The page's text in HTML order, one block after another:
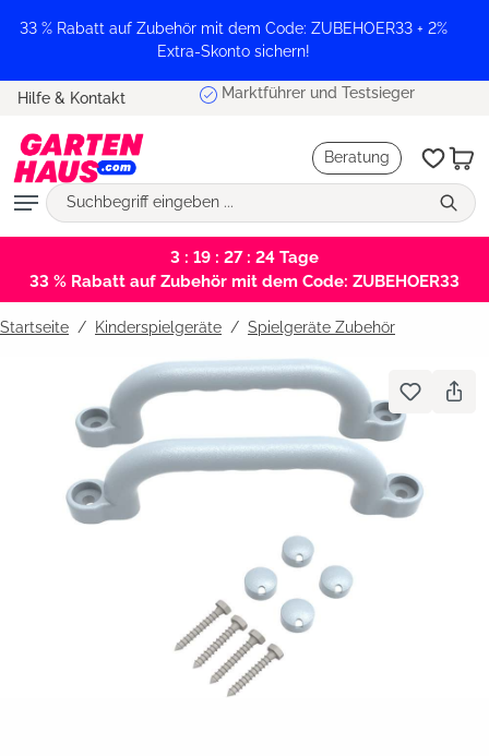
springen
33 % Rabatt auf Zubehör mit dem Code: ZUBEHOER33 + 2%
Extra-Skonto sichern!
Hilfe & Kontakt Marktführer und Testsieger
Beratung
3 : 19 : 27 : 24 Tage
33 % Rabatt auf Zubehör mit dem Code: ZUBEHOER33
Startseite Kinderspielgeräte / Spielgeräte Zubehör
Bildergalerie überspringen